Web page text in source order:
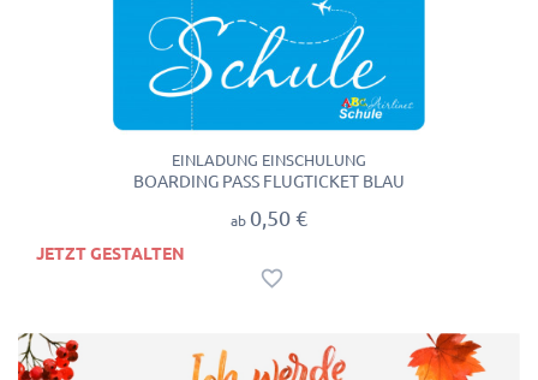
EINLADUNG EINSCHULUNG
BOARDING PASS FLUGTICKET BLAU
ab 0,50 €
JETZT GESTALTEN